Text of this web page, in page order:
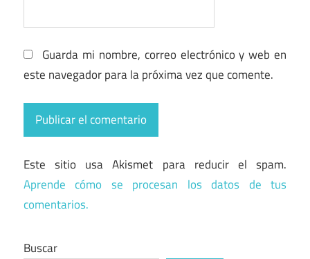
Guarda mi nombre, correo electrónico y web en
este navegador para la próxima vez que comente.
Este sitio usa Akismet para reducir el spam.
Aprende cómo se procesan los datos de tus
comentarios.
Buscar